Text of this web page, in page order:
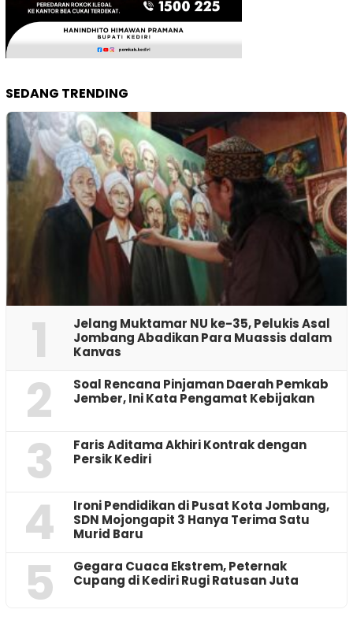
SEDANG TRENDING
1
Jelang Muktamar NU ke-35, Pelukis Asal
Jombang Abadikan Para Muassis dalam
Kanvas
2
‎Soal Rencana Pinjaman Daerah Pemkab
Jember, Ini Kata Pengamat Kebijakan ‎
3
Faris Aditama Akhiri Kontrak dengan
Persik Kediri
4
Ironi Pendidikan di Pusat Kota Jombang,
SDN Mojongapit 3 Hanya Terima Satu
Murid Baru
5
‎Gegara Cuaca Ekstrem, Peternak
Cupang di Kediri Rugi Ratusan Juta